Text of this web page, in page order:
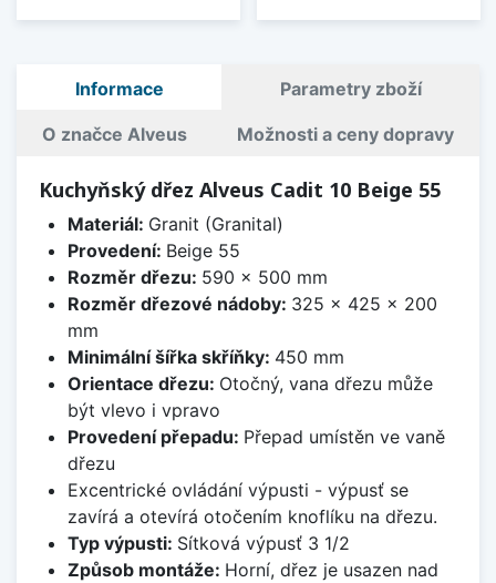
Informace Parametry zboží
O značce Alveus Možnosti a ceny dopravy
Kuchyňský dřez Alveus Cadit 10 Beige 55
Materiál: Granit (Granital)
Provedení: Beige 55
Rozměr dřezu: 590 x 500 mm
Rozměr dřezové nádoby: 325 x 425 x 200
mm
Minimální šířka skříňky: 450 mm
Orientace dřezu: Otočný, vana dřezu může
být vlevo i vpravo
Provedení přepadu: Přepad umístěn ve vaně
dřezu
Excentrické ovládání výpusti - výpusť se
zavírá a otevírá otočením knoflíku na dřezu.
Typ výpusti: Sítková výpusť 3 1/2
Způsob montáže: Horní, dřez je usazen nad